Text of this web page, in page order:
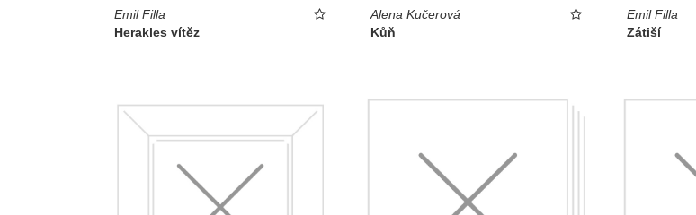
Emil Filla
Herakles vítěz
Alena Kučerová
Kůň
Emil Filla
Zátiší